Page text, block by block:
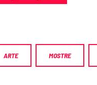
ARTE MOSTRE